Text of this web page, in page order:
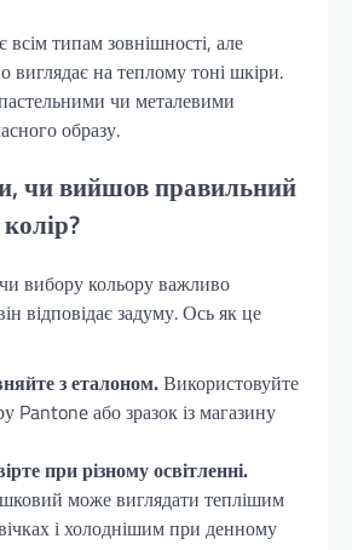
типам зовнішності, але
виглядає на теплому тоні шкіри.
чи металевими
образу.
чи вийшов правильний
вибору кольору важливо
відповідає задуму. Ось як це
з еталоном.Використовуйте
Pantone або зразок із магазину
при різному освітленні.
може виглядати теплішим
і холоднішим при денному